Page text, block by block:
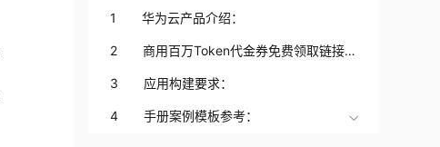
1 华为云产品介绍：
2 商用百万Token代金券免费领取链接
（可每周领取） ：
3 应用构建要求：
4 手册案例模板参考：